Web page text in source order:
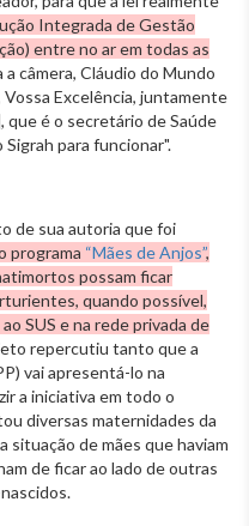
Integrada de Gestão
entre no ar em todas as
câmera, Cláudio do Mundo
Excelência, juntamente
que é o secretário de Saúde
para funcionar".
de sua autoria que foi
programa “Mães de Anjos”,
possam ficar
quando possível,
SUS e na rede privada de
repercutiu tanto que a
vai apresentá-lo na
a iniciativa em todo o
diversas maternidades da
situação de mães que haviam
de ficar ao lado de outras